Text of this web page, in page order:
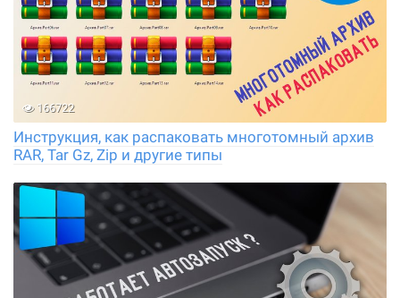
166722
Инструкция, как распаковать многотомный архив
RAR, Tar Gz, Zip и другие типы